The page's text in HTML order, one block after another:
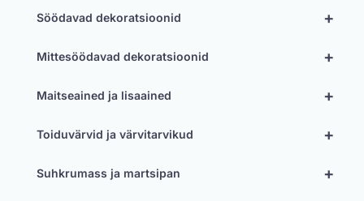
+
Söödavad dekoratsioonid
+
Mittesöödavad dekoratsioonid
+
Maitseained ja lisaained
+
Toiduvärvid ja värvitarvikud
+
Suhkrumass ja martsipan